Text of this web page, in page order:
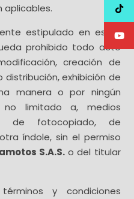
aplicables.
estipulado en estos
prohibido todo acto
creación de
exhibición de
manera o por ningún
no limitado a, medios
de fotocopiado, de
índole, sin el permiso
S.A.S. o del titular
y condiciones